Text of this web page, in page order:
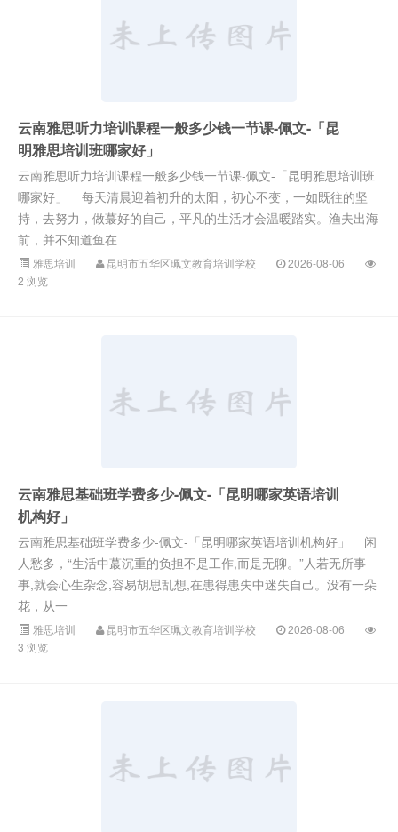
云南雅思听力培训课程一般多少钱一节课-佩文-「昆
明雅思培训班哪家好」
云南雅思听力培训课程一般多少钱一节课-佩文-「昆明雅思培训班
哪家好」 每天清晨迎着初升的太阳，初心不变，一如既往的坚
持，去努力，做蕞好的自己，平凡的生活才会温暖踏实。渔夫出海
前，并不知道鱼在
雅思培训 昆明市五华区珮文教育培训学校
2026-08-06
2 浏览
云南雅思基础班学费多少-佩文-「昆明哪家英语培训
机构好」
云南雅思基础班学费多少-佩文-「昆明哪家英语培训机构好」 闲
人愁多，“生活中蕞沉重的负担不是工作,而是无聊。”人若无所事
事,就会心生杂念,容易胡思乱想,在患得患失中迷失自己。没有一朵
花，从一
雅思培训 昆明市五华区珮文教育培训学校
2026-08-06
3 浏览